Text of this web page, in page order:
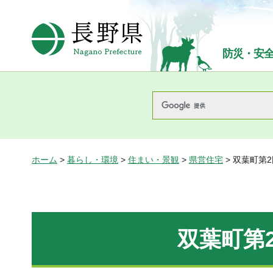
長野県Nagano Prefecture
防災・安
ホーム > 暮らし・環境 > 住まい・景観 > 県営住宅 > 双葉町第
双葉町第